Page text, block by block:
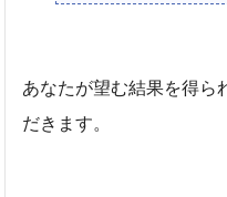
あなたが望む結果を得ら
だきます。